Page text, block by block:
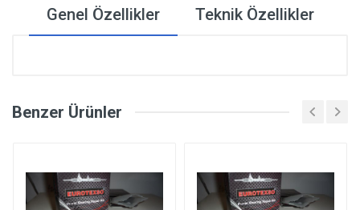
Genel Özellikler Teknik Özellikler
Benzer Ürünler